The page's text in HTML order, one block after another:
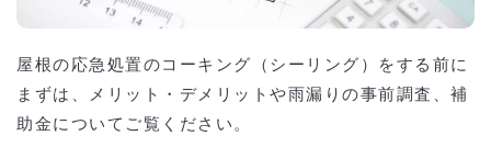
屋根の応急処置のコーキング（シーリング）をする前に
まずは、メリット・デメリットや雨漏りの事前調査、補
助金についてご覧ください。